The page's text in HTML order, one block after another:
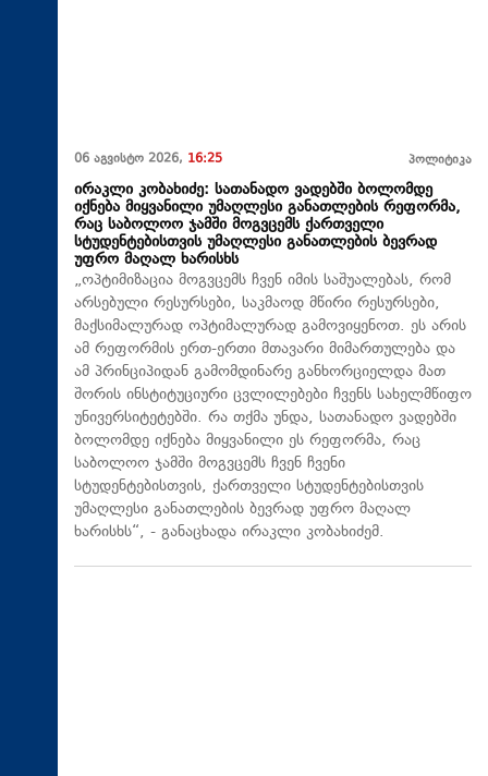
06 აგვისტო 2026, 16:25 პოლიტიკა
ირაკლი კობახიძე: სათანადო ვადებში ბოლომდე
იქნება მიყვანილი უმაღლესი განათლების რეფორმა,
რაც საბოლოო ჯამში მოგვცემს ქართველი
სტუდენტებისთვის უმაღლესი განათლების ბევრად
უფრო მაღალ ხარისხს
„ოპტიმიზაცია მოგვცემს ჩვენ იმის საშუალებას, რომ
არსებული რესურსები, საკმაოდ მწირი რესურსები,
მაქსიმალურად ოპტიმალურად გამოვიყენოთ. ეს არის
ამ რეფორმის ერთ-ერთი მთავარი მიმართულება და
ამ პრინციპიდან გამომდინარე განხორციელდა მათ
შორის ინსტიტუციური ცვლილებები ჩვენს სახელმწიფო
უნივერსიტეტებში. რა თქმა უნდა, სათანადო ვადებში
ბოლომდე იქნება მიყვანილი ეს რეფორმა, რაც
საბოლოო ჯამში მოგვცემს ჩვენ ჩვენი
სტუდენტებისთვის, ქართველი სტუდენტებისთვის
უმაღლესი განათლების ბევრად უფრო მაღალ
ხარისხს“, - განაცხადა ირაკლი კობახიძემ.